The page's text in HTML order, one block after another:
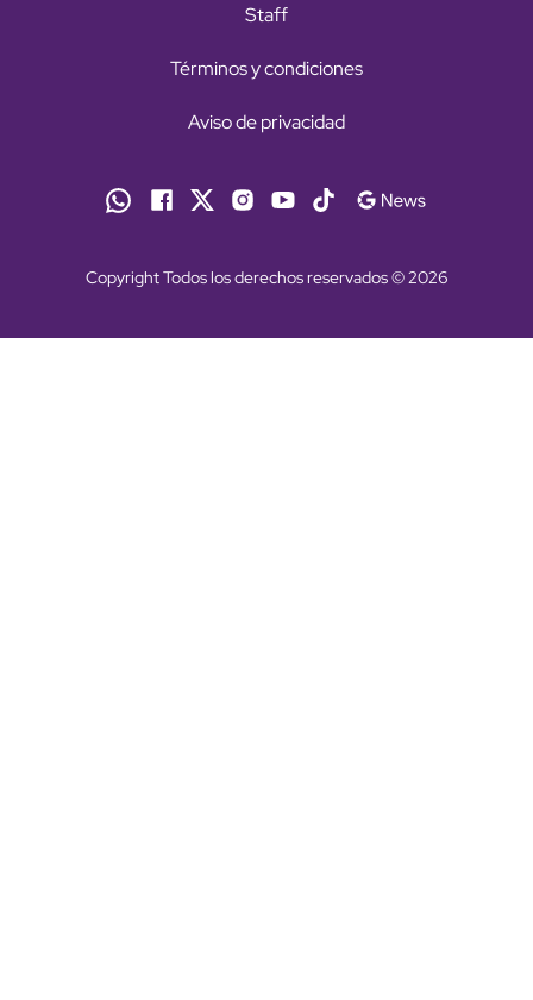
Staff
Términos y condiciones
Aviso de privacidad
Copyright Todos los derechos reservados © 2026